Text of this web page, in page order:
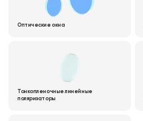
Оптические окна
Тонкопленочные линейные
поляризаторы